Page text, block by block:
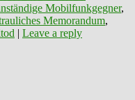
Mobilfunkgegner,
Memorandum,
| Leave a reply